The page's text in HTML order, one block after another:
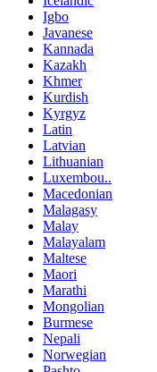
Igbo
Javanese
Kannada
Kazakh
Khmer
Kurdish
Kyrgyz
Latin
Latvian
Lithuanian
Luxembou..
Macedonian
Malagasy
Malay
Malayalam
Maltese
Maori
Marathi
Mongolian
Burmese
Nepali
Norwegian